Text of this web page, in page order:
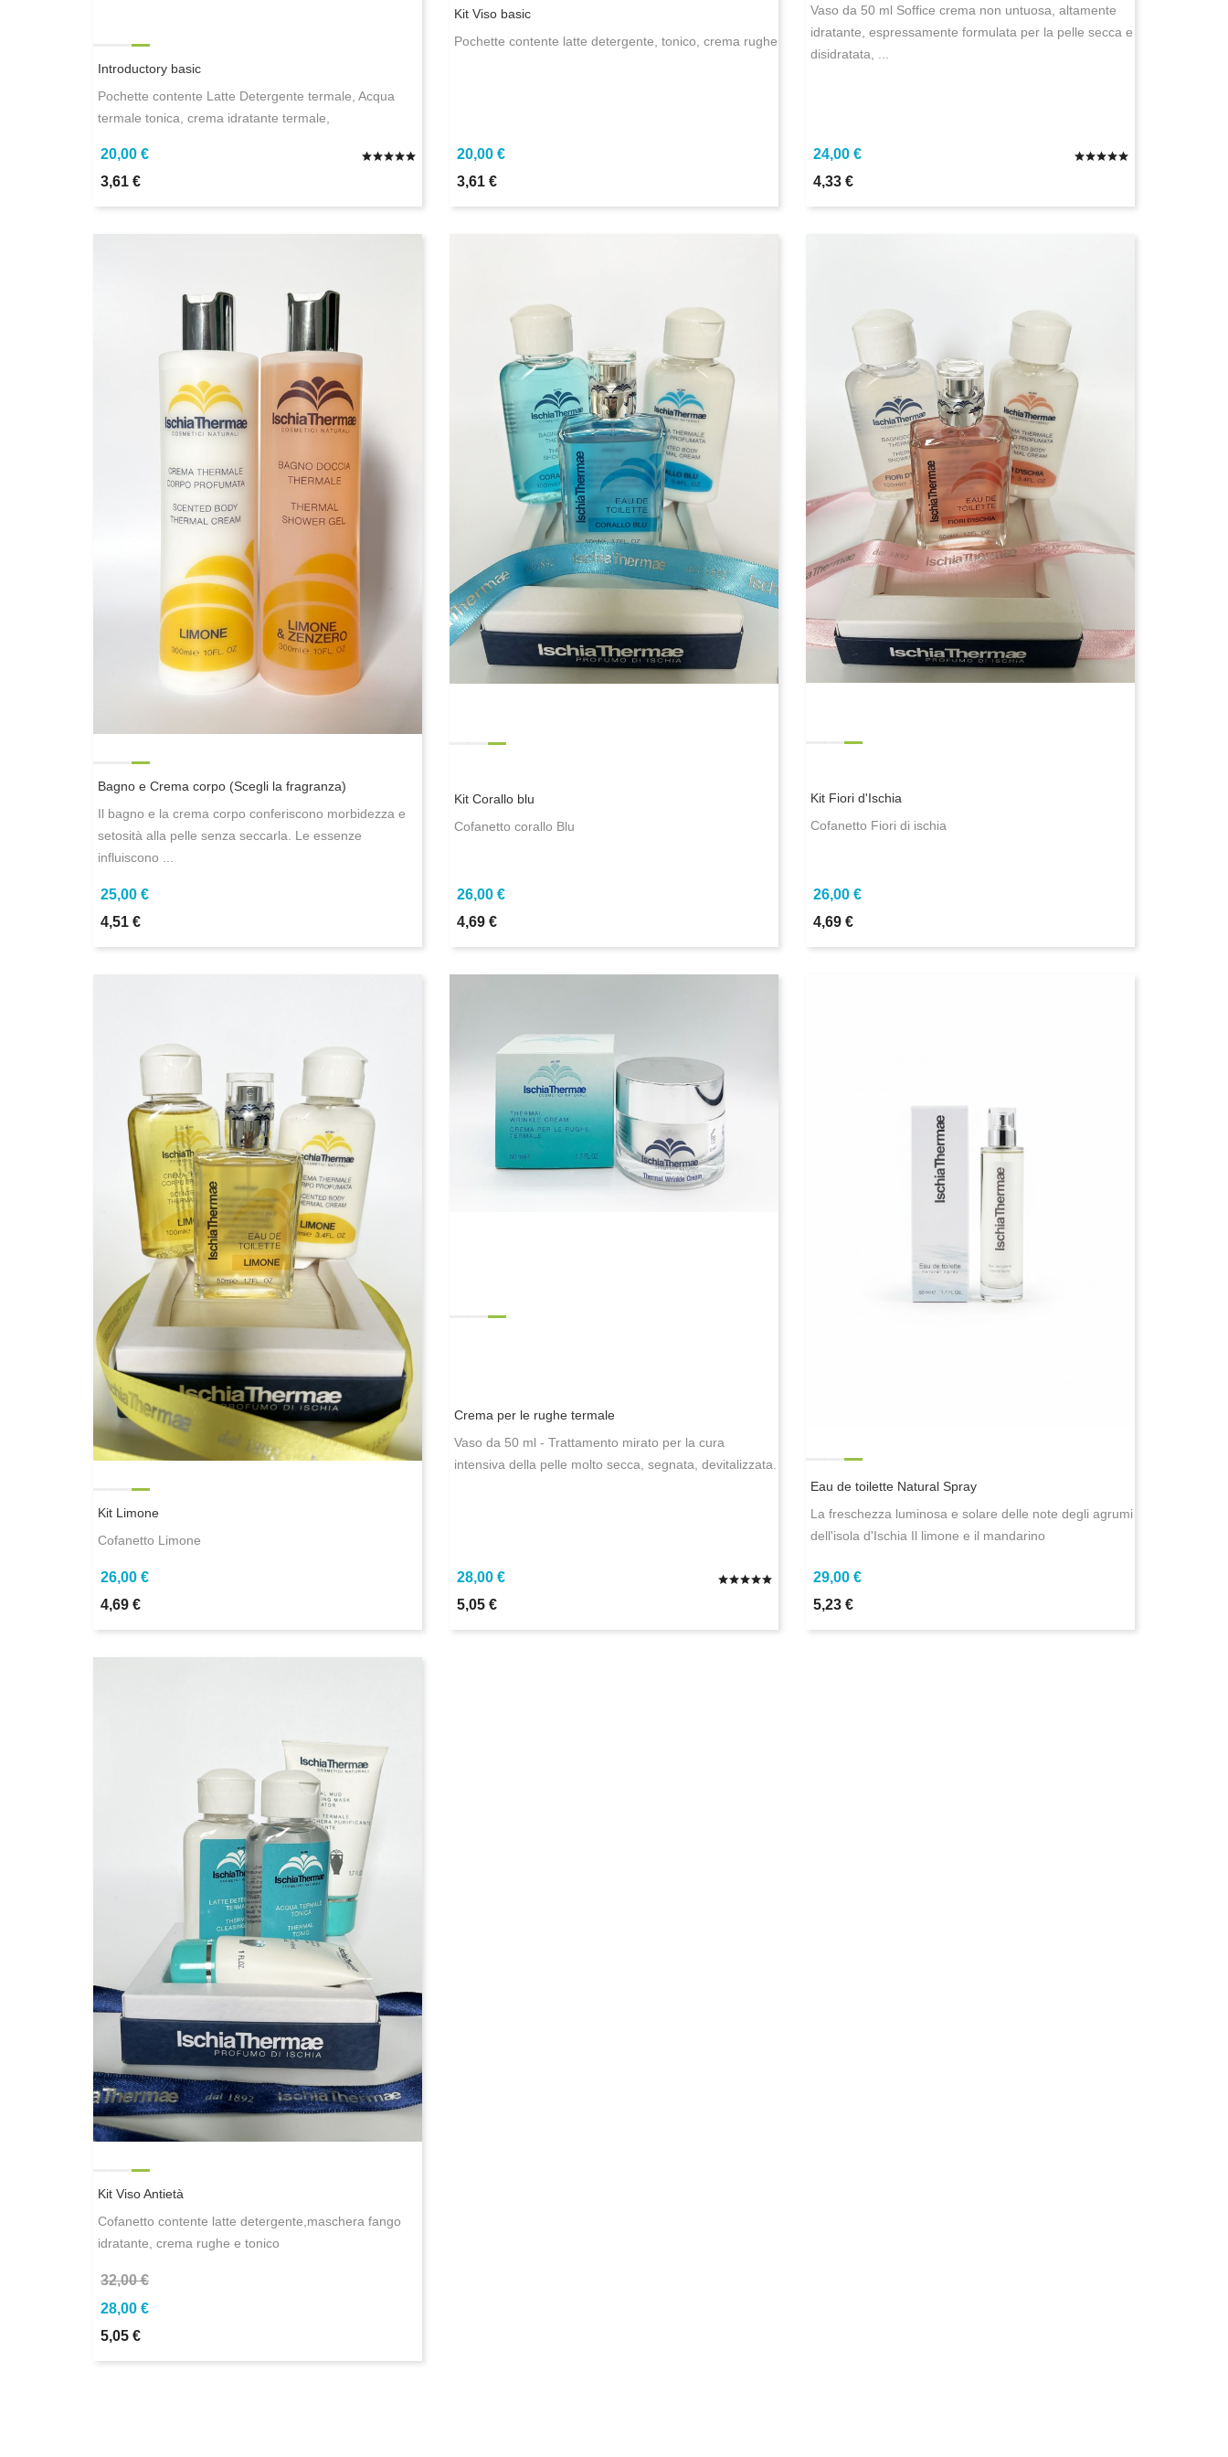
Introductory basic
Pochette contente Latte Detergente termale, Acqua
termale tonica, crema idratante termale,
20,00 €
3,61 €
Kit Viso basic
Pochette contente latte detergente, tonico, crema rughe
20,00 €
3,61 €
Vaso da 50 ml Soffice crema non untuosa, altamente
idratante, espressamente formulata per la pelle secca e
disidratata, ...
24,00 €
4,33 €
Bagno e Crema corpo (Scegli la fragranza)
Il bagno e la crema corpo conferiscono morbidezza e
setosità alla pelle senza seccarla. Le essenze
influiscono ...
25,00 €
4,51 €
Kit Corallo blu
Cofanetto corallo Blu
26,00 €
4,69 €
Kit Fiori d'Ischia
Cofanetto Fiori di ischia
26,00 €
4,69 €
Kit Limone
Cofanetto Limone
26,00 €
4,69 €
Crema per le rughe termale
Vaso da 50 ml - Trattamento mirato per la cura
intensiva della pelle molto secca, segnata, devitalizzata.
28,00 €
5,05 €
Eau de toilette Natural Spray
La freschezza luminosa e solare delle note degli agrumi
dell'isola d'Ischia Il limone e il mandarino
29,00 €
5,23 €
Kit Viso Antietà
Cofanetto contente latte detergente,maschera fango
idratante, crema rughe e tonico
32,00 €
28,00 €
5,05 €